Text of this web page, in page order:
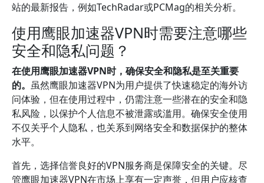
站的最新报告，例如TechRadar或PCMag的相关分析。
使用鹰眼加速器VPN时需要注意哪些
安全和隐私问题？
在使用鹰眼加速器VPN时，确保安全和隐私是至关重要
的。 虽然鹰眼加速器VPN为用户提供了快速稳定的海外访
问体验，但在使用过程中，仍需注意一些潜在的安全和隐
私风险，以保护个人信息不被泄露或滥用。确保安全使用
不仅关乎个人隐私，也关系到网络安全和数据保护的整体
水平。
首先，选择信誉良好的VPN服务商是保障安全的关键。尽
管鹰眼加速器VPN在市场上享有一定声誉，但用户应核查